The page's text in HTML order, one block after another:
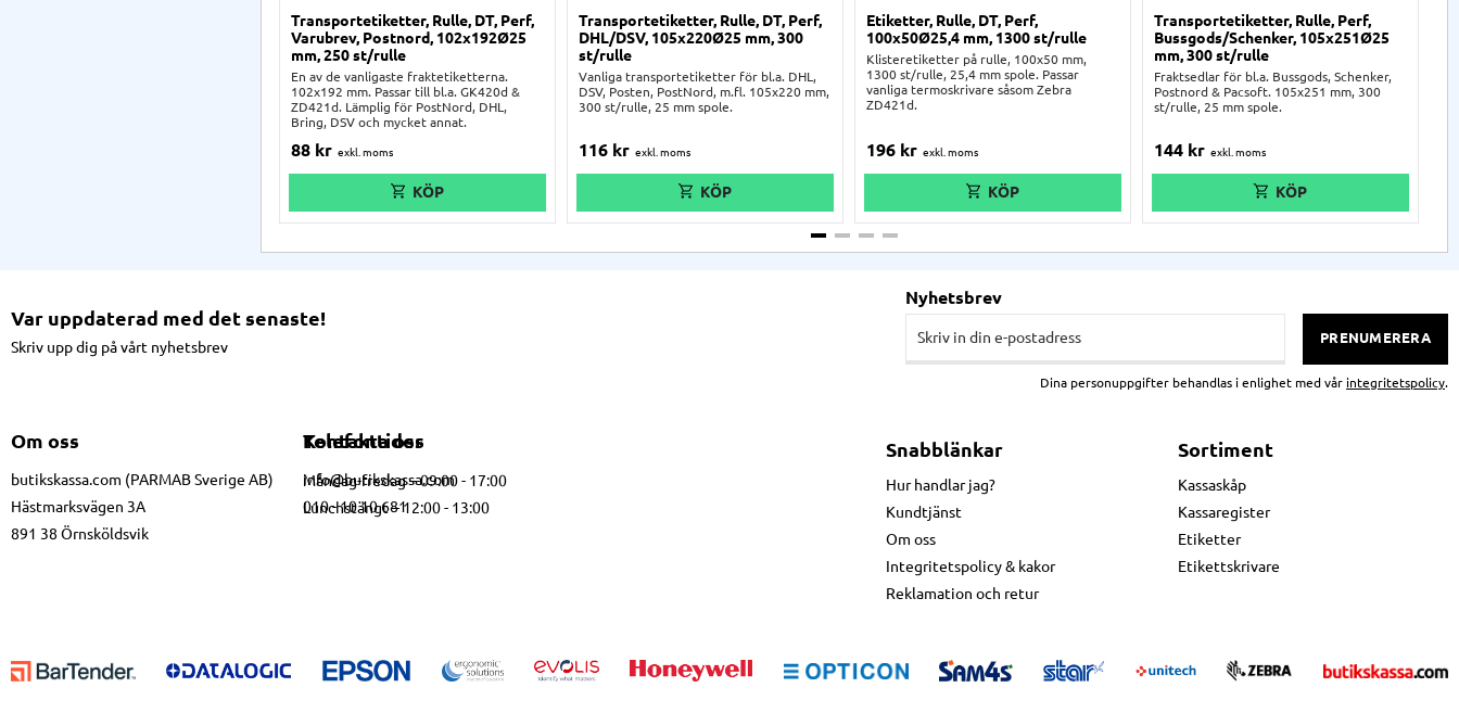
Transportetiketter, Rulle, DT, Perf,
Varubrev, Postnord, 102x192Ø25
mm, 250 st/rulle
En av de vanligaste fraktetiketterna.
102x192 mm. Passar till bl.a. GK420d &
ZD421d. Lämplig för PostNord, DHL,
Bring, DSV och mycket annat.
88 kr
Transportetiketter, Rulle, DT, Perf,
DHL/DSV, 105x220Ø25 mm, 300
st/rulle
Vanliga transportetiketter för bl.a. DHL,
DSV, Posten, PostNord, m.fl. 105x220 mm,
300 st/rulle, 25 mm spole.
116 kr
Etiketter, Rulle, DT, Perf,
100x50Ø25,4 mm, 1300 st/rulle
Klisteretiketter på rulle, 100x50 mm,
1300 st/rulle, 25,4 mm spole. Passar
vanliga termoskrivare såsom Zebra
ZD421d.
196 kr
Transportetiketter, Rulle, Perf,
Bussgods/Schenker, 105x251Ø25
mm, 300 st/rulle
Fraktsedlar för bl.a. Bussgods, Schenker,
Postnord & Pacsoft. 105x251 mm, 300
st/rulle, 25 mm spole.
144 kr
Var uppdaterad med det senaste!
Skriv upp dig på vårt nyhetsbrev
Nyhetsbrev
PRENUMERERA
Dina personuppgifter behandlas i enlighet med vår integritetspolicy.
Om oss
butikskassa.com (PARMAB Sverige AB)
Hästmarksvägen 3A
891 38 Örnsköldsvik
Kontakta oss
info@butikskassa.com
010 - 10 10 681
Telefontider
Måndag-fredag – 09:00 - 17:00
Lunchstängt – 12:00 - 13:00
Snabblänkar
Hur handlar jag?
Kundtjänst
Om oss
Integritetspolicy & kakor
Reklamation och retur
Sortiment
Kassaskåp
Kassaregister
Etiketter
Etikettskrivare